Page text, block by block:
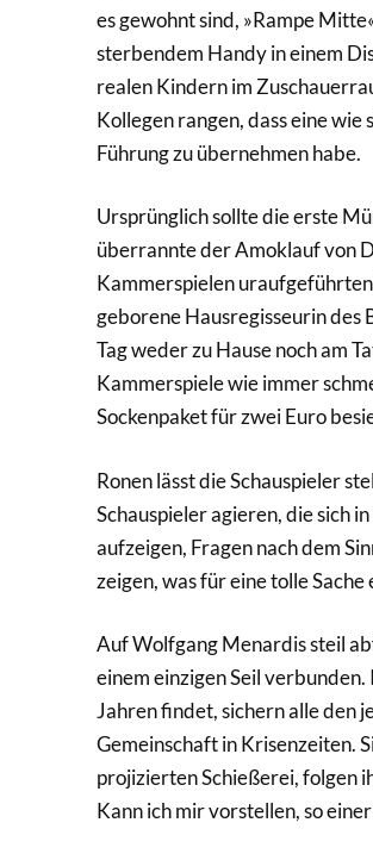
es gewohnt sind, »Rampe
sterbendem Handy in einem
realen Kindern im
Kollegen rangen, dass eine wie
Führung zu übernehmen habe.
Ursprünglich sollte die erste
überrannte der Amoklauf von
Kammerspielen
geborene Hausregisseurin des
Tag weder zu Hause noch am
Kammerspiele wie immer
Sockenpaket für zwei Euro
Ronen lässt die Schauspieler
Schauspieler agieren, die sich
aufzeigen, Fragen nach dem
zeigen, was für eine tolle Sache
Auf Wolfgang Menardis steil
einem einzigen Seil
Jahren findet, sichern alle den
Gemeinschaft in Krisenzeiten.
projizierten Schießerei, folgen
Kann ich mir vorstellen, so einer